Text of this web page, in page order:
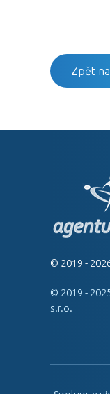
Zpět
© 2019 -
© 2019 -
s.r.o.